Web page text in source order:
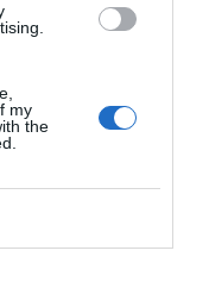
my
the
Torres ha
plantilla, però
les previsions
d'Economia,
apuntat que